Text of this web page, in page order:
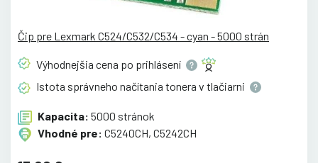
Čip pre Lexmark C524/C532/C534 - cyan - 5000 strán
Výhodnejšia cena po prihlásení
Istota správneho načítania tonera v tlačiarni
Kapacita: 5000 stránok
Vhodné pre: C5240CH, C5242CH